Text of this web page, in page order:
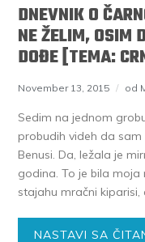
DNEVNIK O
NE ŽELIM, OSIM
DOĐE [TEMA:
November 13, 2015 od
Sedim na jednom
probudih videh da
Benusi. Da, ležala je
godina. To je bila moja
stajahu mračni
NASTAVI SA